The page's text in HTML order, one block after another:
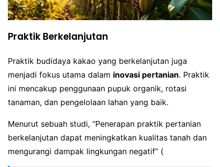
Praktik Berkelanjutan
Praktik budidaya kakao yang berkelanjutan juga
menjadi fokus utama dalam inovasi pertanian. Praktik
ini mencakup penggunaan pupuk organik, rotasi
tanaman, dan pengelolaan lahan yang baik.
Menurut sebuah studi, “Penerapan praktik pertanian
berkelanjutan dapat meningkatkan kualitas tanah dan
mengurangi dampak lingkungan negatif” (